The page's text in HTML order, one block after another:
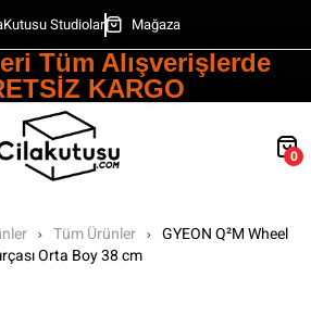
Studiolar Mağaza
Tüm Alışverişlerde
KARGO
0
Tüm Ürünler
GYEON Q²M Wheel
Orta Boy 38 cm